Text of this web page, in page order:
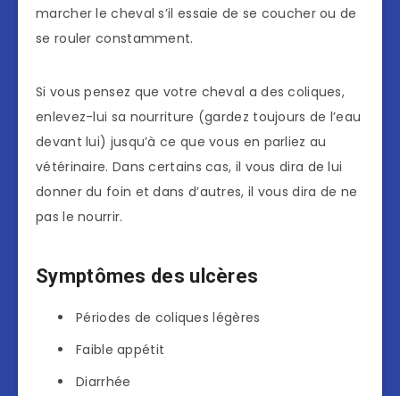
marcher le cheval s’il essaie de se coucher ou de
se rouler constamment.
Si vous pensez que votre cheval a des coliques,
enlevez-lui sa nourriture (gardez toujours de l’eau
devant lui) jusqu’à ce que vous en parliez au
vétérinaire. Dans certains cas, il vous dira de lui
donner du foin et dans d’autres, il vous dira de ne
pas le nourrir.
Symptômes des ulcères
Périodes de coliques légères
Faible appétit
Diarrhée